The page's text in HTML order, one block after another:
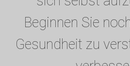
Beginnen Sie
Gesundheit zu